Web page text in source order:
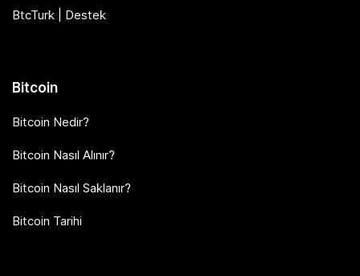
BtcTurk | Destek
Bitcoin
Bitcoin Nedir?
Bitcoin Nasıl Alınır?
Bitcoin Nasıl Saklanır?
Bitcoin Tarihi